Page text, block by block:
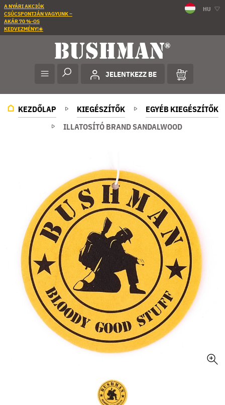
A NYÁRI AKCIÓK
CSÚCSPONTJÁN VAGYUNK –
AKÁR 70 %-OS
KEDVEZMÉNY!☀️
HU
JELENTKEZZ BE
KEZDŐLAP KIEGÉSZÍTŐK
EGYÉB KIEGÉSZÍTŐK
ILLATOSÍTÓ BRAND SANDALWOOD